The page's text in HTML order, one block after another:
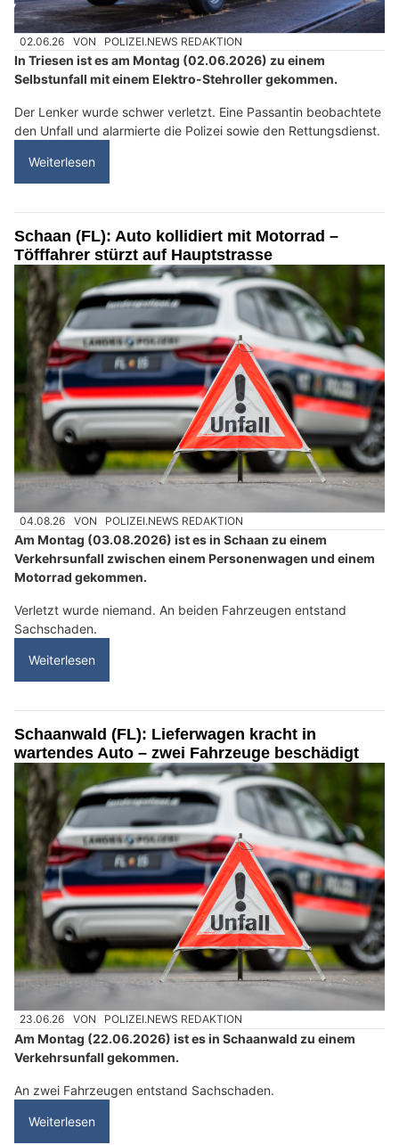
02.06.26 VON POLIZEI.NEWS REDAKTION
In Triesen ist es am Montag (02.06.2026) zu einem
Selbstunfall mit einem Elektro-Stehroller gekommen.
Der Lenker wurde schwer verletzt. Eine Passantin beobachtete
den Unfall und alarmierte die Polizei sowie den Rettungsdienst.
Weiterlesen
Schaan (FL): Auto kollidiert mit Motorrad –
Töfffahrer stürzt auf Hauptstrasse
04.08.26 VON POLIZEI.NEWS REDAKTION
Am Montag (03.08.2026) ist es in Schaan zu einem
Verkehrsunfall zwischen einem Personenwagen und einem
Motorrad gekommen.
Verletzt wurde niemand. An beiden Fahrzeugen entstand
Sachschaden.
Weiterlesen
Schaanwald (FL): Lieferwagen kracht in
wartendes Auto – zwei Fahrzeuge beschädigt
23.06.26 VON POLIZEI.NEWS REDAKTION
Am Montag (22.06.2026) ist es in Schaanwald zu einem
Verkehrsunfall gekommen.
An zwei Fahrzeugen entstand Sachschaden.
Weiterlesen